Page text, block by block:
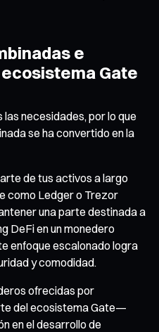
e
Gate
necesidades, por lo que
se ha convertido en la
de tus activos a largo
como Ledger o Trezor
una parte destinada a
DeFi en un monedero
enfoque escalonado logra
y comodidad.
ofrecidas por
del ecosistema Gate—
en el desarrollo de